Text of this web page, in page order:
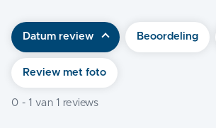
Datum review Beoordeling
Review met foto
0 - 1 van 1 reviews